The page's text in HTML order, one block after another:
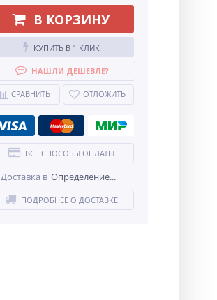
В КОРЗИНУ
КУПИТЬ В 1 КЛИК
НАШЛИ ДЕШЕВЛЕ?
СРАВНИТЬ ОТЛОЖИТЬ
ВСЕ СПОСОБЫ ОПЛАТЫ
Доставка в Определение...
ПОДРОБНЕЕ О ДОСТАВКЕ